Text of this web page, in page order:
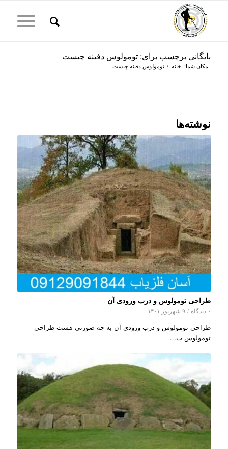
بایگانی برچسب برای: تومولوس دفینه چیست
مکان شما: خانه / تومولوس دفینه چیست
نوشته‌ها
طراحی تومولوس و درب ورودی آن
۰ دیدگاه / ۹ شهریور ۱۴۰۱
طراحی تومولوس و درب ورودی آن به چه صورتی هست طراحی
تومولوس ب…